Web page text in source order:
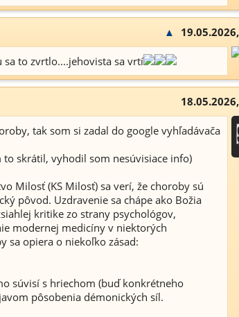
▲
to zvrtlo....jehovista sa vrtí
tak som si zadal do google vyhľadávača
skrátil, vyhodil som nesúvisiace info)
Milosť (KS Milosť) sa verí, že choroby sú
pôvod. Uzdravenie sa chápe ako Božia
kritike zo strany psychológov,
modernej medicíny v niektorých
sa opiera o niekoľko zásad:
súvisí s hriechom (buď konkrétneho
pôsobenia démonických síl.